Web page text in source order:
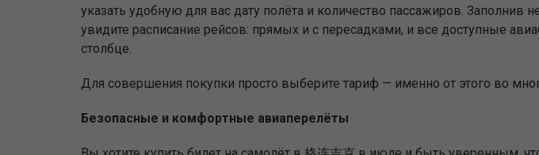
указать удобную для вас дату полёта и количество пассажиров.
увидите расписание рейсов: прямых и с пересадками, и все доступные
столбце.
Для совершения покупки просто выберите тариф — именно от этого во
Безопасные и комфортные авиаперелёты